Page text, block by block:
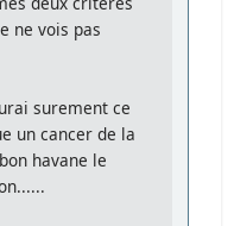
ne vois pas
surement ce
un cancer de la
havane le